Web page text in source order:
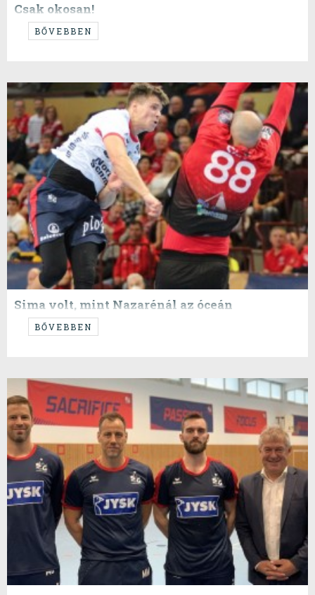
Csak okosan!
...taktikusan, kreatívan, motiváltan...
BŐVEBBEN
Sima volt, mint Nazarénál az óceán
...szép munka!
BŐVEBBEN